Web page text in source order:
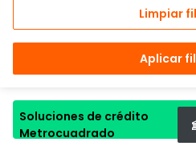
Limpiar
Aplicar
Soluciones de crédito
Metrocuadrado